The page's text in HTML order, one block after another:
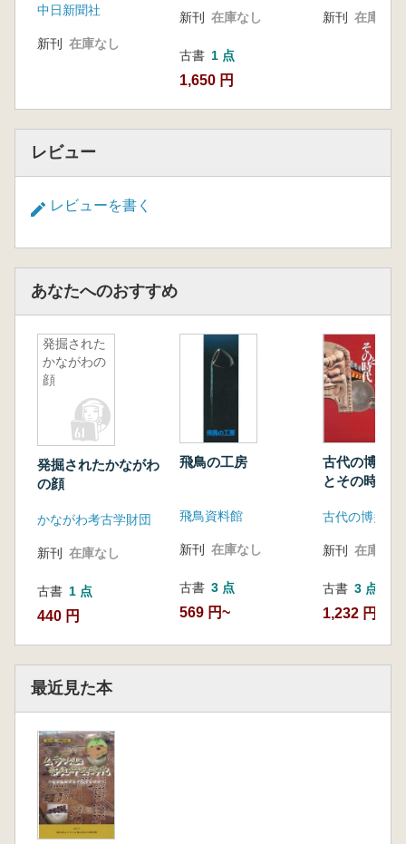
中日新聞社
新刊 在庫なし
新刊 在庫なし
古書 1 点
1,650 円
新刊 在庫なし
レビュー
レビューを書く
あなたへのおすすめ
発掘された
かながわの
顔
発掘されたかながわ
の顔
かながわ考古学財団
新刊 在庫なし
古書 1 点
440 円
飛鳥の工房
飛鳥資料館
新刊 在庫なし
古書 3 点
569 円~
古代の博多
とその時代
新刊 在庫なし
古書 3 点
1,232 円~
最近見た本